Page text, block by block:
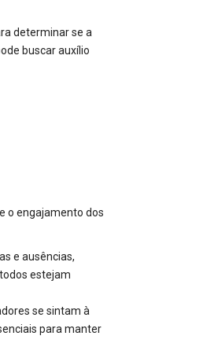
determinar se a
buscar auxílio
o engajamento dos
e ausências,
estejam
se sintam à
para manter